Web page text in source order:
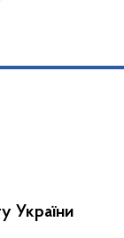
України